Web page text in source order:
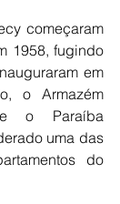
começaram
1958, fugindo
em
o Armazém
o Paraíba
uma das
do